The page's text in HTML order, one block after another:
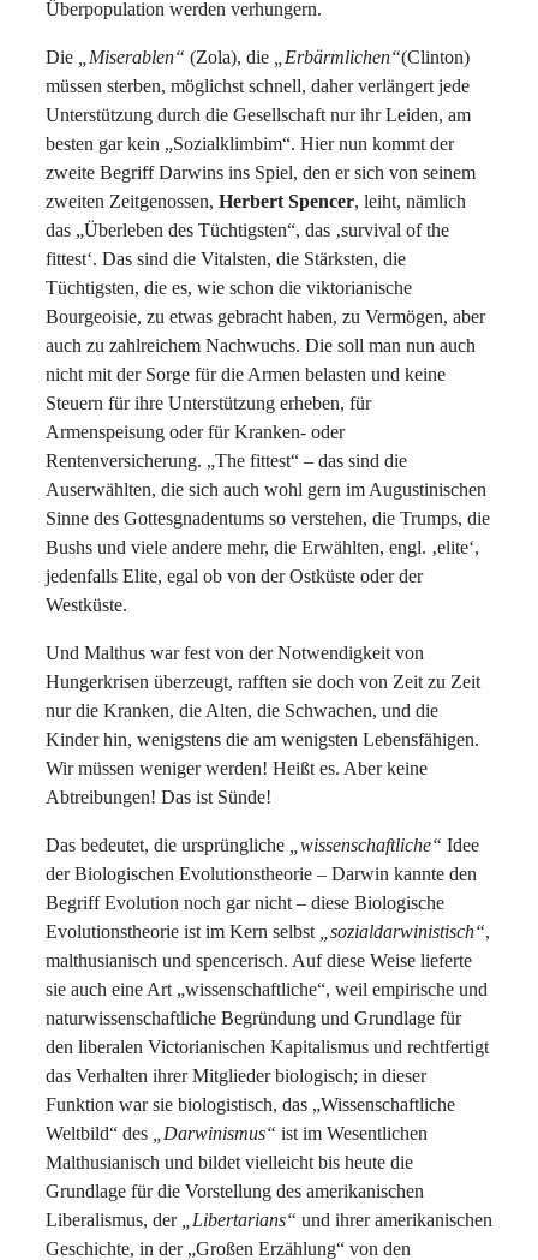
Überpopulation werden verhungern.
Die „Miserablen“ (Zola), die „Erbärmlichen“(Clinton)
müssen sterben, möglichst schnell, daher verlängert jede
Unterstützung durch die Gesellschaft nur ihr Leiden, am
besten gar kein „Sozialklimbim“. Hier nun kommt der
zweite Begriff Darwins ins Spiel, den er sich von seinem
zweiten Zeitgenossen, Herbert Spencer, leiht, nämlich
das „Überleben des Tüchtigsten“, das ‚survival of the
fittest‘. Das sind die Vitalsten, die Stärksten, die
Tüchtigsten, die es, wie schon die viktorianische
Bourgeoisie, zu etwas gebracht haben, zu Vermögen, aber
auch zu zahlreichem Nachwuchs. Die soll man nun auch
nicht mit der Sorge für die Armen belasten und keine
Steuern für ihre Unterstützung erheben, für
Armenspeisung oder für Kranken- oder
Rentenversicherung. „The fittest“ – das sind die
Auserwählten, die sich auch wohl gern im Augustinischen
Sinne des Gottesgnadentums so verstehen, die Trumps, die
Bushs und viele andere mehr, die Erwählten, engl. ‚elite‘,
jedenfalls Elite, egal ob von der Ostküste oder der
Westküste.
Und Malthus war fest von der Notwendigkeit von
Hungerkrisen überzeugt, rafften sie doch von Zeit zu Zeit
nur die Kranken, die Alten, die Schwachen, und die
Kinder hin, wenigstens die am wenigsten Lebensfähigen.
Wir müssen weniger werden! Heißt es. Aber keine
Abtreibungen! Das ist Sünde!
Das bedeutet, die ursprüngliche „wissenschaftliche“ Idee
der Biologischen Evolutionstheorie – Darwin kannte den
Begriff Evolution noch gar nicht – diese Biologische
Evolutionstheorie ist im Kern selbst
„sozialdarwinistisch“,
malthusianisch und spencerisch. Auf diese Weise lieferte
sie auch eine Art „wissenschaftliche“, weil empirische und
naturwissenschaftliche Begründung und Grundlage für
den liberalen Victorianischen Kapitalismus und rechtfertigt
das Verhalten ihrer Mitglieder biologisch; in dieser
Funktion war sie biologistisch, das „Wissenschaftliche
Weltbild“ des
„Darwinismus“ ist im Wesentlichen
Malthusianisch und bildet vielleicht bis heute die
Grundlage für die Vorstellung des amerikanischen
Liberalismus, der
„Libertarians“ und ihrer amerikanischen
Geschichte, in der „Großen Erzählung“ von den